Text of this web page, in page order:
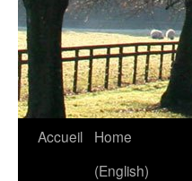
Aller
Accueil
Home
(English)